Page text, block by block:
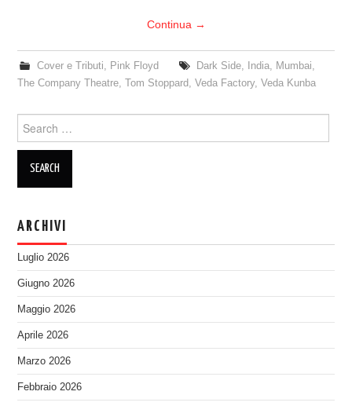
PINKFLOYDIANE
Continua →
Cover e Tributi, Pink Floyd Dark Side, India, Mumbai,
The Company Theatre,Tom Stoppard,Veda Factory,Veda Kunba
for:
ARCHIVI
Luglio 2026
Giugno 2026
Maggio 2026
Aprile 2026
Marzo 2026
Febbraio 2026